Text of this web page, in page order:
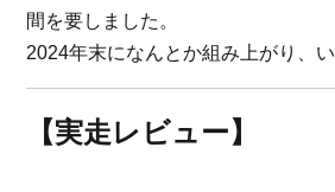
間を要しました。
2024年末になんとか組み上がり、
【実走レビュー】